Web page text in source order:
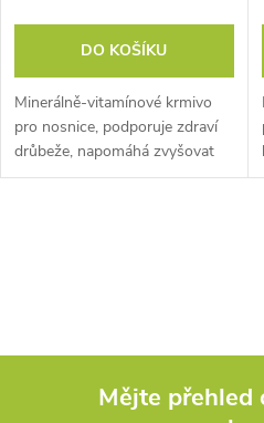
DO KOŠÍKU
Minerálně-vitamínové krmivo
pro nosnice, podporuje zdraví
drůbeže, napomáhá zvyšovat
snášku, oplozenost a líhnivost
Mějte přehled